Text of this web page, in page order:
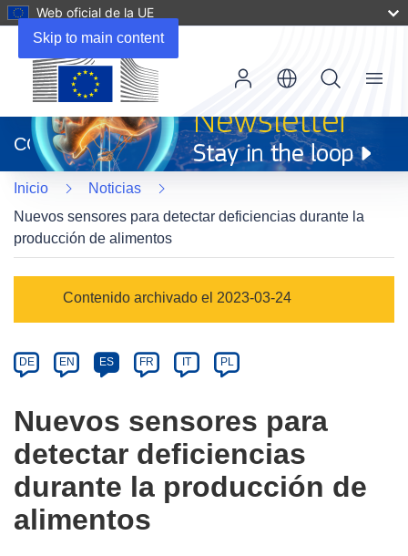
Skip to main content
Web oficial de la UE
abrirá
en
una
nueva
ventana)
CORDIS
Menu
Inicio
Noticias
Nuevos sensores para detectar deficiencias durante la
producción de alimentos
Category
Contenido archivado el 2023-03-24
Article
available
the
following
languages:
DE EN ES FR IT PL
Nuevos sensores para
detectar deficiencias
durante la producción de
alimentos